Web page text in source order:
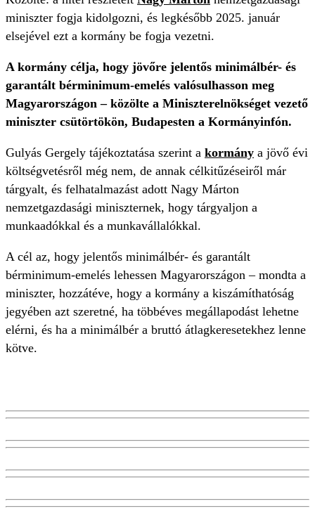
miniszter fogja kidolgozni, és legkésőbb 2025. január
elsejével ezt a kormány be fogja vezetni.
A kormány célja, hogy jövőre jelentős minimálbér- és
garantált bérminimum-emelés valósulhasson meg
Magyarországon – közölte a Miniszterelnökséget vezető
miniszter csütörtökön, Budapesten a Kormányinfón.
Gulyás Gergely tájékoztatása szerint a kormány a jövő évi
költségvetésről még nem, de annak célkitűzéseiről már
tárgyalt, és felhatalmazást adott Nagy Márton
nemzetgazdasági miniszternek, hogy tárgyaljon a
munkaadókkal és a munkavállalókkal.
A cél az, hogy jelentős minimálbér- és garantált
bérminimum-emelés lehessen Magyarországon – mondta a
miniszter, hozzátéve, hogy a kormány a kiszámíthatóság
jegyében azt szeretné, ha többéves megállapodást lehetne
elérni, és ha a minimálbér a bruttó átlagkeresetekhez lenne
kötve.